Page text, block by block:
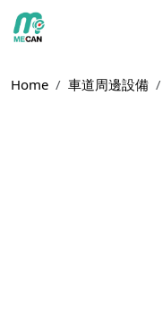
Home 車道周邊設備